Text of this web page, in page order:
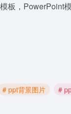
，PowerPoint
# ppt背景图片 #